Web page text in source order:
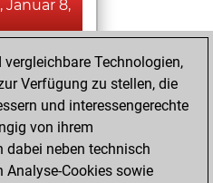
Januar 8,
achieved a
of 11
Fritz
a new Elo
Technologien,
Verfügung zu stellen, die
und interessengerechte
von ihrem
dabei neben technisch
Analyse-Cookies sowie